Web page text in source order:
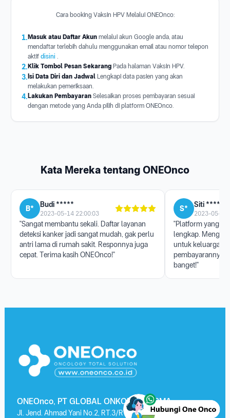
Cara booking Vaksin HPV Melalui ONEOnco:
1. Masuk atau Daftar Akun melalui akun Google anda, atau
mendaftar terlebih dahulu menggunakan email atau nomor telepon
aktif disini .
2. Klik Tombol Pesan Sekarang Pada halaman Vaksin HPV.
3. Isi Data Diri dan Jadwal Lengkapi data pasien yang akan
melakukan pemeriksaan.
4. Lakukan Pembayaran Selesaikan proses pembayaran sesuai
dengan metode yang Anda pilih di platform ONEOnco.
Kata Mereka tentang ONEOnco
B* Budi *****
2023-05-14 22:00:03
"Sangat membantu sekali. Daftar layanan
deteksi kanker jadi sangat mudah, gak perlu
antri lama di rumah sakit. Responnya juga
cepat. Terima kasih ONEOnco!"
S* Siti ******
2023-05-17
"Platform yang
lengkap.
untuk keluarga,
pembayarannya
banget!"
ONEOnco, PT GLOBAL ONKOLAB FARMA
Jl. Jend. Ahmad Yani No.2, RT.3/RW.13, Kayu Putih, Kec. Pulo